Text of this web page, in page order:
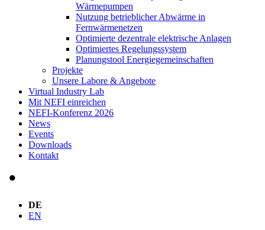
Wärmepumpen
Nutzung betrieblicher Abwärme in
Fernwärmenetzen
Optimierte dezentrale elektrische Anlagen
Optimiertes Regelungssystem
Planungstool Energiegemeinschaften
Projekte
Unsere Labore & Angebote
Virtual Industry Lab
Mit NEFI einreichen
NEFI-Konferenz 2026
News
Events
Downloads
Kontakt
DE
EN